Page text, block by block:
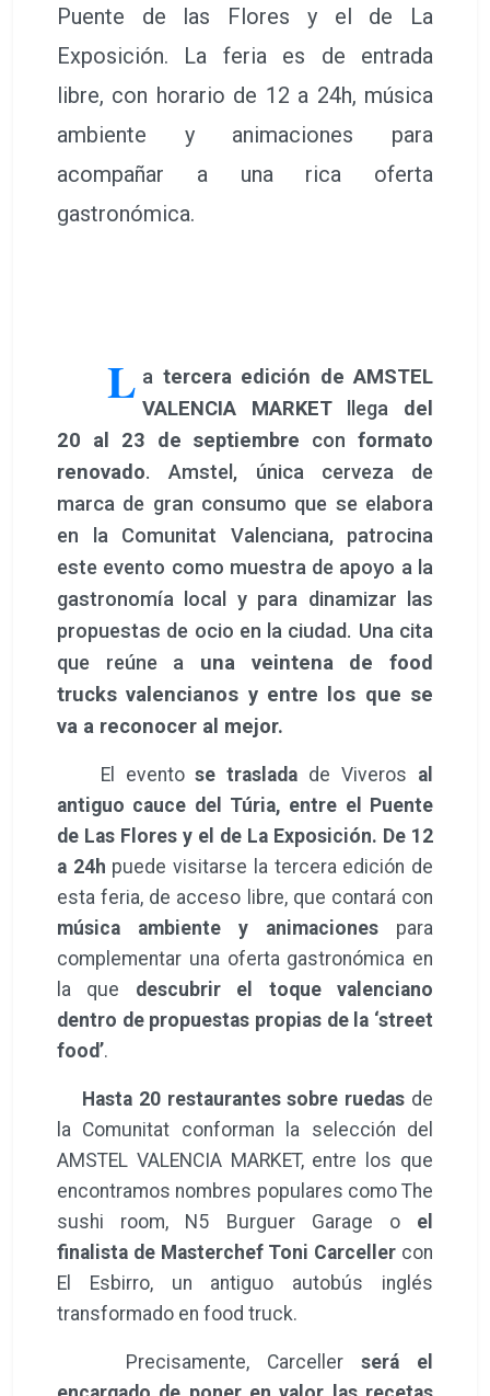
Puente de las Flores y el de La
Exposición. La feria es de entrada
libre, con horario de 12 a 24h, música
ambiente y animaciones para
acompañar a una rica oferta
gastronómica.
L a tercera edición de AMSTEL
VALENCIA MARKETllega del
20 al 23 de septiembre con formato
renovado. Amstel, única cerveza de
marca de gran consumo que se elabora
en la Comunitat Valenciana, patrocina
este evento como muestra de apoyo a la
gastronomía local y para dinamizar las
propuestas de ocio en la ciudad. Una cita
que reúne a una veintena de food
trucks valencianos y entre los que se
va a reconocer al mejor.
El eventose traslada de Viveros al
antiguo cauce del Túria, entre el Puente
de Las Flores y el de La Exposición. De 12
a 24h puede visitarse la tercera edición de
esta feria, de acceso libre, que contará con
música ambiente y animaciones para
complementar una oferta gastronómica en
la que descubrir el toque valenciano
dentro de propuestas propias de la ‘street
food’.
Hasta 20 restaurantes sobre ruedas de
la Comunitat conforman la selección del
AMSTEL VALENCIA MARKET, entre los que
encontramos nombres populares como The
sushi room, N5 Burguer Garage o el
finalista de Masterchef Toni Carceller con
El Esbirro, un antiguo autobús inglés
transformado en food truck.
Precisamente, Carceller será el